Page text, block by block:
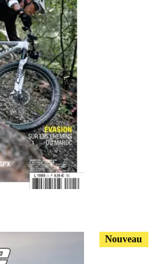
Nouveau